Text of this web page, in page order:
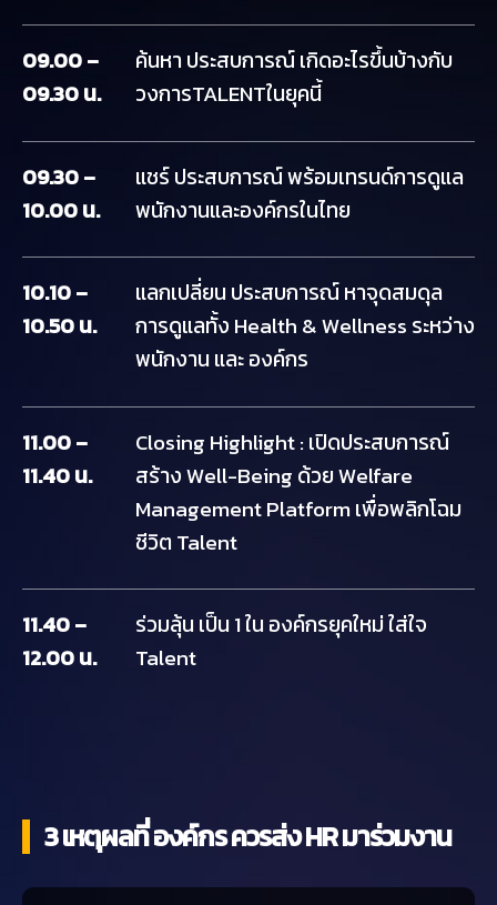
09.00 –
09.30 น.
ค้นหา ประสบการณ์ เกิดอะไรขึ้นบ้างกับ
วงการTALENTในยุคนี้
09.30 –
10.00 น.
แชร์ ประสบการณ์ พร้อมเทรนด์การดูแล
พนักงานและองค์กรในไทย
10.10 –
10.50 น.
แลกเปลี่ยน ประสบการณ์ หาจุดสมดุล
การดูแลทั้ง Health & Wellness ระหว่าง
พนักงาน และ องค์กร
11.00 –
11.40 น.
Closing Highlight : เปิดประสบการณ์
สร้าง Well-Being ด้วย Welfare
Management Platform เพื่อพลิกโฉม
ชีวิต Talent
11.40 –
12.00 น.
ร่วมลุ้น เป็น 1 ใน องค์กรยุคใหม่ ใส่ใจ
Talent
3 เหตุผลที่ องค์กร ควรส่ง HR มาร่วมงาน